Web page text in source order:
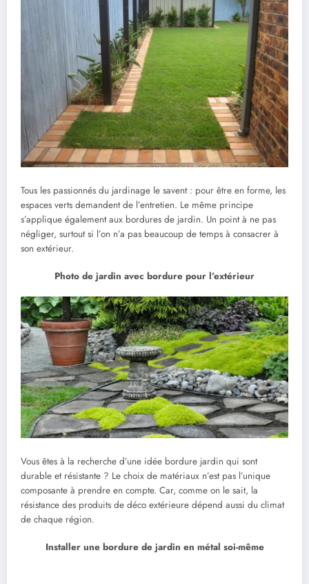
Tous les passionnés du jardinage le savent : pour être en forme, les
espaces verts demandent de l’entretien. Le même principe
s’applique également aux bordures de jardin. Un point à ne pas
négliger, surtout si l’on n’a pas beaucoup de temps à consacrer à
son extérieur.
Photo de jardin avec bordure pour l’extérieur
Vous êtes à la recherche d’une idée bordure jardin qui sont
durable et résistante ? Le choix de matériaux n’est pas l’unique
composante à prendre en compte. Car, comme on le sait, la
résistance des produits de déco extérieure dépend aussi du climat
de chaque région.
Installer une bordure de jardin en métal soi-même